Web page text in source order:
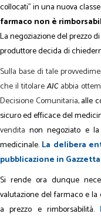
collocati” in una nuova
farmaco non è
La negoziazione del prezzo
produttore decida di
Sulla base di tale
che il titolareAIC abbia
Decisione Comunitaria,alle
sicuro ed efficace del
vendita non negoziato e
medicinale. La delibera
pubblicazione in
Si rende ora dunque
valutazione del farmaco e la
a prezzo e rimborsabilità.